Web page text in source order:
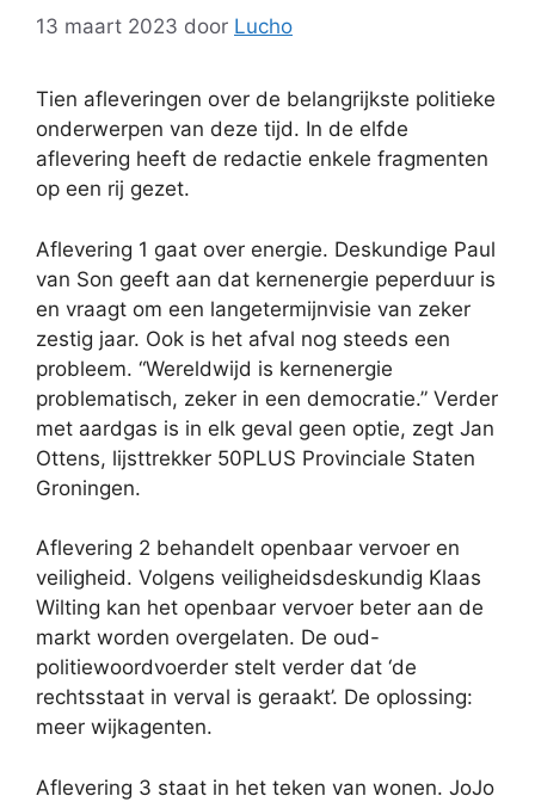
13 maart 2023 door Lucho
Tien afleveringen over de belangrijkste politieke
onderwerpen van deze tijd. In de elfde
aflevering heeft de redactie enkele fragmenten
op een rij gezet.
Aflevering 1 gaat over energie. Deskundige Paul
van Son geeft aan dat kernenergie peperduur is
en vraagt om een langetermijnvisie van zeker
zestig jaar. Ook is het afval nog steeds een
probleem. “Wereldwijd is kernenergie
problematisch, zeker in een democratie.” Verder
met aardgas is in elk geval geen optie, zegt Jan
Ottens, lijsttrekker 50PLUS Provinciale Staten
Groningen.
Aflevering 2 behandelt openbaar vervoer en
veiligheid. Volgens veiligheidsdeskundig Klaas
Wilting kan het openbaar vervoer beter aan de
markt worden overgelaten. De oud-
politiewoordvoerder stelt verder dat ‘de
rechtsstaat in verval is geraakt’. De oplossing:
meer wijkagenten.
Aflevering 3 staat in het teken van wonen. JoJo